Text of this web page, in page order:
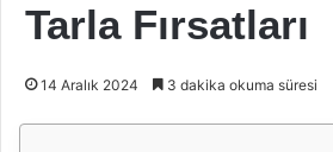
Tarla Fırsatları
14 Aralık 2024 3 dakika okuma süresi